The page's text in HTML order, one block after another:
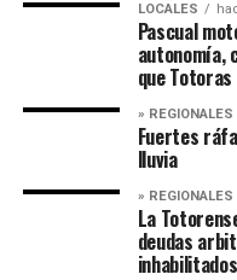
LOCALES
Pascual
autonomía,
que
» REGIONALES
Fuertes
lluvia
» REGIONALES
La
deudas
inhabilitados